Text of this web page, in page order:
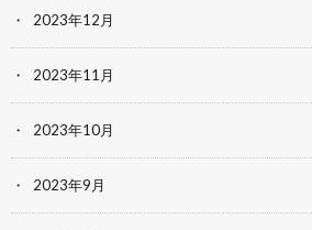
2023年12月
2023年11月
2023年10月
2023年9月